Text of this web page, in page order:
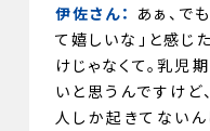
伊佐さん： あぁ、で
て嬉しいな」と感じ
けじゃなくて。乳児
いと思うんですけど
人しか起きてないん